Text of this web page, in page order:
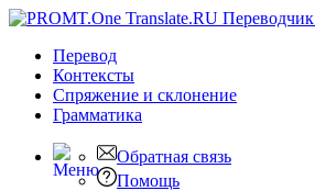
Перевод
Контексты
Спряжение и склонение
Грамматика
Обратная связь
Помощь